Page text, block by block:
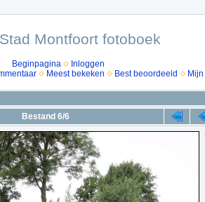
Montfoort fotoboek
Beginpagina
Inloggen
Meest bekeken Best beoordeeld
Bestand 6/6